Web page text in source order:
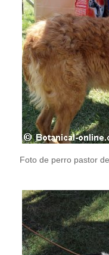
Foto de perro pastor